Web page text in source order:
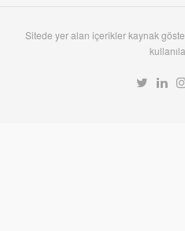
Sitede yer alan içerikler kaynak